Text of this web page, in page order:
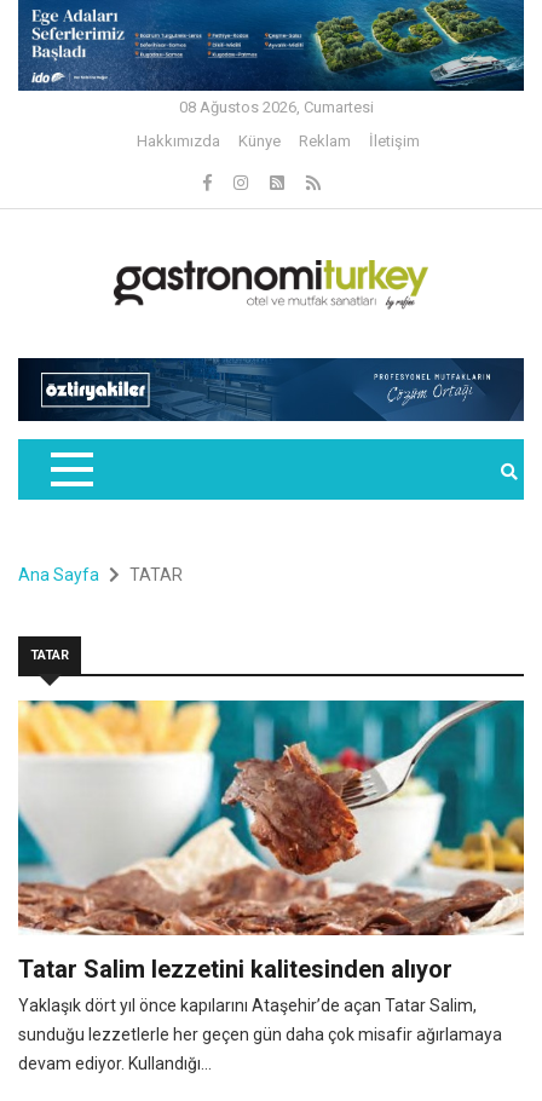
08 Ağustos 2026, Cumartesi
Hakkımızda
Künye Reklam İletişim
Ana Sayfa TATAR
TATAR
Tatar Salim lezzetini kalitesinden alıyor
Yaklaşık dört yıl önce kapılarını Ataşehir’de açan Tatar Salim,
sunduğu lezzetlerle her geçen gün daha çok misafir ağırlamaya
devam ediyor. Kullandığı...